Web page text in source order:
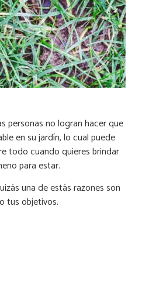
personas no logran hacer que
en su jardín, lo cual puede
todo cuando quieres brindar
para estar.
una de estás razones son
tus objetivos.